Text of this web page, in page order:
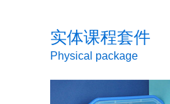
实体课程套件
Physical package